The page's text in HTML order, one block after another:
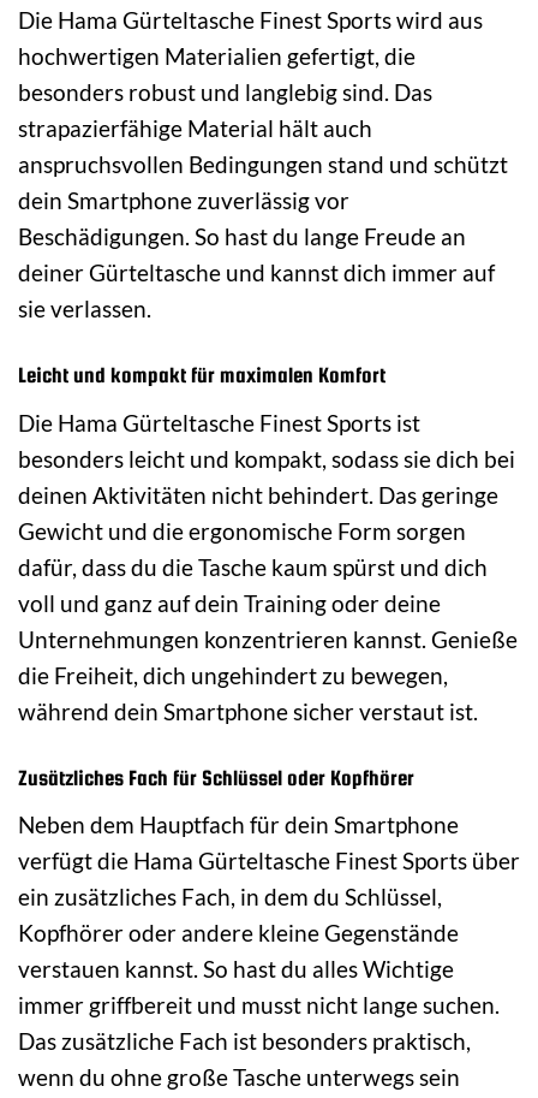
Die Hama Gürteltasche Finest Sports wird aus
hochwertigen Materialien gefertigt, die
besonders robust und langlebig sind. Das
strapazierfähige Material hält auch
anspruchsvollen Bedingungen stand und schützt
dein Smartphone zuverlässig vor
Beschädigungen. So hast du lange Freude an
deiner Gürteltasche und kannst dich immer auf
sie verlassen.
Leicht und kompakt für maximalen Komfort
Die Hama Gürteltasche Finest Sports ist
besonders leicht und kompakt, sodass sie dich bei
deinen Aktivitäten nicht behindert. Das geringe
Gewicht und die ergonomische Form sorgen
dafür, dass du die Tasche kaum spürst und dich
voll und ganz auf dein Training oder deine
Unternehmungen konzentrieren kannst. Genieße
die Freiheit, dich ungehindert zu bewegen,
während dein Smartphone sicher verstaut ist.
Zusätzliches Fach für Schlüssel oder Kopfhörer
Neben dem Hauptfach für dein Smartphone
verfügt die Hama Gürteltasche Finest Sports über
ein zusätzliches Fach, in dem du Schlüssel,
Kopfhörer oder andere kleine Gegenstände
verstauen kannst. So hast du alles Wichtige
immer griffbereit und musst nicht lange suchen.
Das zusätzliche Fach ist besonders praktisch,
wenn du ohne große Tasche unterwegs sein